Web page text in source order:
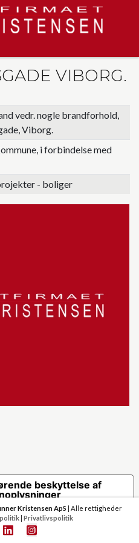
VIBORG.
vedr. nogle brandforhold,
Viborg.
i forbindelse med
- boliger
Kristensen ApS | Alle rettigheder
| Privatlivspolitik
beskyttelse af